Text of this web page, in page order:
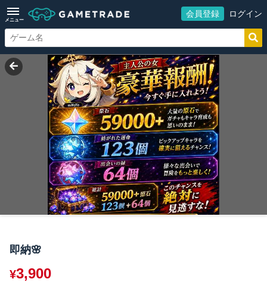
メニュー
会員登録 ログイン
即納🌸
¥3,900